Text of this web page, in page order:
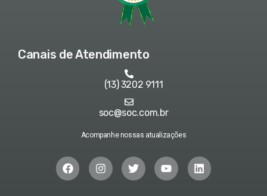
Canais de Atendimento
(13) 3202 9111
soc@soc.com.br
Acompanhe nossas atualizações